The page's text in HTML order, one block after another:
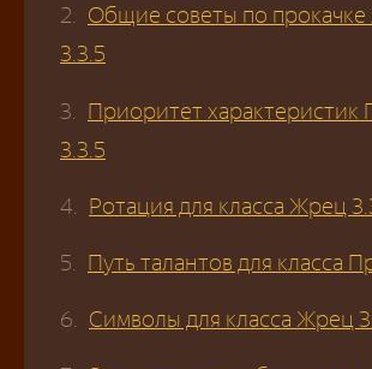
Общие советы по
3.3.5
Приоритет характеристик
3.3.5
Ротация для класса Жрец
Путь талантов для класса
Символы для класса Жрец